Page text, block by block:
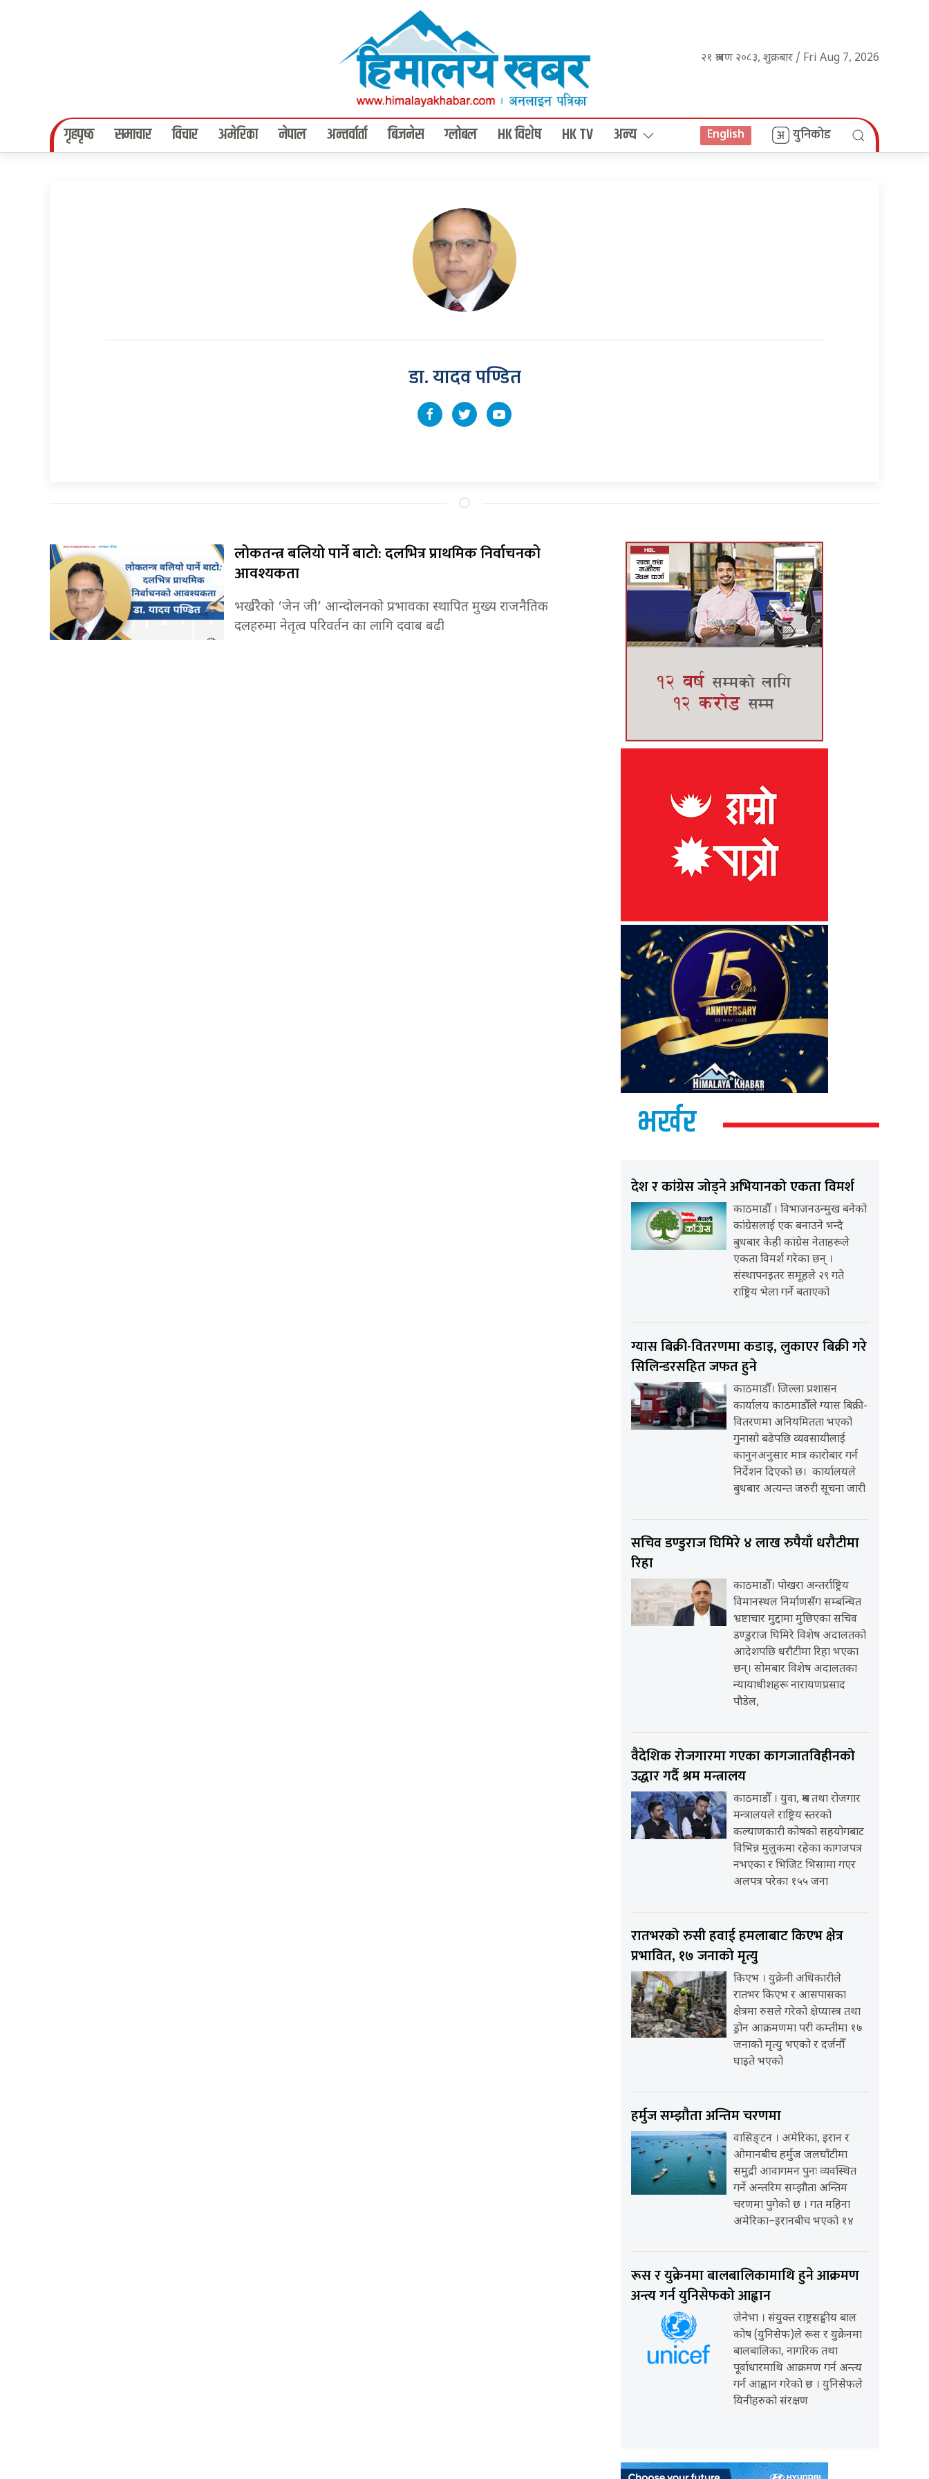
२१ श्रावण २०८३, शुक्रबार / Fri Aug 7, 2026
गृहपृष्‍ठ समाचार विचार अमेरिका नेपाल अन्तर्वार्ता बिजनेस ग्लोबल HK विशेष HK TV अन्य English युनिकोड
डा. यादव पण्डित
लोकतन्त्र बलियो पार्ने बाटो: दलभित्र प्राथमिक निर्वाचनको
आवश्यकता
भर्खरैको ‘जेन जी’ आन्दोलनको प्रभावका स्थापित मुख्य राजनैतिक
दलहरुमा नेतृत्व परिवर्तन का लागि दवाब बढी
भर्खर
देश र कांग्रेस जोड्ने अभियानको एकता विमर्श
काठमाडौँ । विभाजनउन्मुख बनेको
कांग्रेसलाई एक बनाउने भन्दै
बुधबार केही कांग्रेस नेताहरूले
एकता विमर्श गरेका छन् ।
संस्थापनइतर समूहले २९ गते
राष्ट्रिय भेला गर्ने बताएको
ग्यास बिक्री-वितरणमा कडाइ, लुकाएर बिक्री गरे
सिलिन्डरसहित जफत हुने
काठमाडौँ। जिल्ला प्रशासन
कार्यालय काठमाडौँले ग्यास बिक्री-
वितरणमा अनियमितता भएको
गुनासो बढेपछि व्यवसायीलाई
कानुनअनुसार मात्र कारोबार गर्न
निर्देशन दिएको छ। कार्यालयले
बुधबार अत्यन्त जरुरी सूचना जारी
सचिव डण्डुराज घिमिरे ४ लाख रुपैयाँ धरौटीमा
रिहा
काठमाडौँ। पोखरा अन्तर्राष्ट्रिय
विमानस्थल निर्माणसँग सम्बन्धित
भ्रष्टाचार मुद्दामा मुछिएका सचिव
डण्डुराज घिमिरे विशेष अदालतको
आदेशपछि धरौटीमा रिहा भएका
छन्। सोमबार विशेष अदालतका
न्यायाधीशहरू नारायणप्रसाद
पौडेल,
वैदेशिक रोजगारमा गएका कागजातविहीनको
उद्धार गर्दै श्रम मन्त्रालय
काठमाडौँ । युवा, श्रम तथा रोजगार
मन्त्रालयले राष्ट्रिय स्तरको
कल्याणकारी कोषको सहयोगबाट
विभिन्न मुलुकमा रहेका कागजपत्र
नभएका र भिजिट भिसामा गएर
अलपत्र परेका १५५ जना
रातभरको रुसी हवाई हमलाबाट किएभ क्षेत्र
प्रभावित, १७ जनाको मृत्यु
किएभ । युक्रेनी अधिकारीले
रातभर किएभ र आसपासका
क्षेत्रमा रुसले गरेको क्षेप्यास्त्र तथा
ड्रोन आक्रमणमा परी कम्तीमा १७
जनाको मृत्यु भएको र दर्जनौँ
घाइते भएको
हर्मुज सम्झौता अन्तिम चरणमा
वासिङ्टन । अमेरिका, इरान र
ओमानबीच हर्मुज जलघाँटीमा
समुद्री आवागमन पुनः व्यवस्थित
गर्ने अन्तरिम सम्झौता अन्तिम
चरणमा पुगेको छ । गत महिना
अमेरिका–इरानबीच भएको १४
रूस र युक्रेनमा बालबालिकामाथि हुने आक्रमण
अन्त्य गर्न युनिसेफको आह्वान
जेनेभा । संयुक्त राष्ट्रसङ्घीय बाल
कोष (युनिसेफ)ले रूस र युक्रेनमा
बालबालिका, नागरिक तथा
पूर्वाधारमाथि आक्रमण गर्न अन्त्य
गर्न आह्वान गरेको छ । युनिसेफले
यिनीहरुको संरक्षण